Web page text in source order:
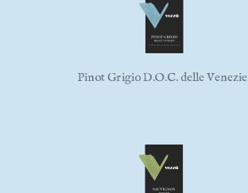
Pinot Grigio D.O.C. delle Venezie